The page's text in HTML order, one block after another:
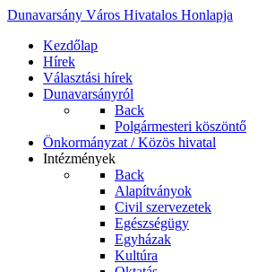
Dunavarsány Város Hivatalos Honlapja
Kezdőlap
Hírek
Választási hírek
Dunavarsányról
Back
Polgármesteri köszöntő
Önkormányzat / Közös hivatal
Intézmények
Back
Alapítványok
Civil szervezetek
Egészségügy
Egyházak
Kultúra